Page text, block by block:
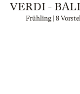
VERDI -
Frühling | 8